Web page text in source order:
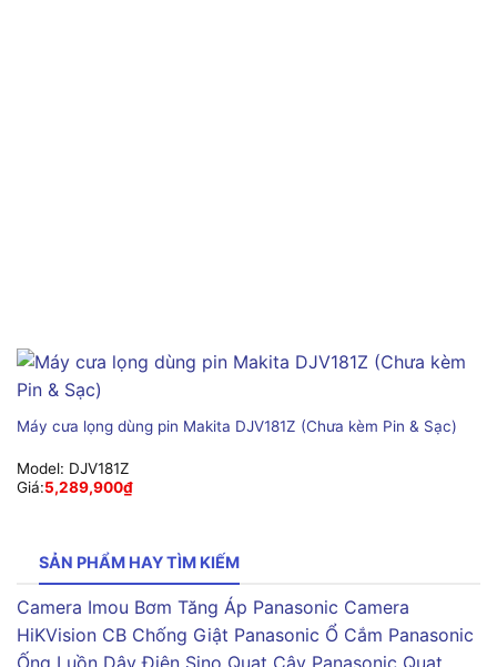
Máy cưa lọng dùng pin Makita DJV181Z (Chưa kèm Pin & Sạc)
Model: DJV181Z
Giá:5,289,900₫
SẢN PHẨM HAY TÌM KIẾM
Camera Imou Bơm Tăng Áp Panasonic Camera
HiKVision CB Chống Giật Panasonic Ổ Cắm Panasonic